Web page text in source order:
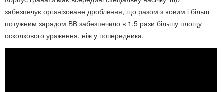
забезпечує організоване дроблення, що разом з новим і більш
потужним зарядом ВВ забезпечило в 1,5 рази більшу площу
осколкового ураження, ніж у попередника.